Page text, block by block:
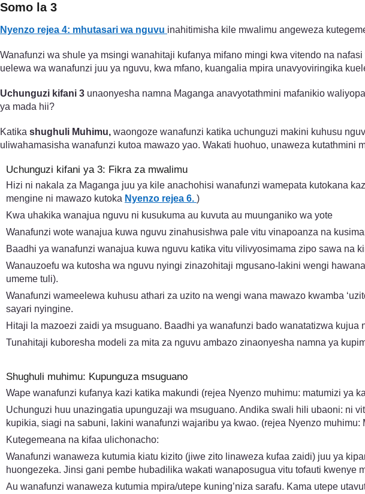
Somo la 3
Nyenzo rejea 4: mhutasari wa nguvu inahitimisha kile mwalimu angeweza
Wanafunzi wa shule ya msingi wanahitaji kufanya mifano mingi kwa vitendo na
uelewa wa wanafunzi juu ya nguvu, kwa mfano, kuangalia mpira unavyoviringika
Uchunguzi kifani 3 unaonyesha namna Maganga anavyotathmini mafanikio
ya mada hii?
Katika shughuli Muhimu, waongoze wanafunzi katika uchunguzi makini kuhusu
uliwahamasisha wanafunzi kutoa mawazo yao. Wakati huohuo, unaweza
Uchunguzi kifani ya 3: Fikra za mwalimu
Hizi ni nakala za Maganga juu ya kile anachohisi wanafunzi wamepata kutokana
mengine ni mawazo kutoka Nyenzo rejea 6. )
Kwa uhakika wanajua nguvu ni kusukuma au kuvuta au muunganiko wa yote
Wanafunzi wote wanajua kuwa nguvu zinahusishwa pale vitu vinapoanza na
Baadhi ya wanafunzi wanajua kuwa nguvu katika vitu vilivyosimama zipo sawa na
Wanauzoefu wa kutosha wa nguvu nyingi zinazohitaji mgusano-lakini wengi
umeme tuli).
Wanafunzi wameelewa kuhusu athari za uzito na wengi wana mawazo kwamba
sayari nyingine.
Hitaji la mazoezi zaidi ya msuguano. Baadhi ya wanafunzi bado wanatatizwa
Tunahitaji kuboresha modeli za mita za nguvu ambazo zinaonyesha namna ya
Shughuli muhimu: Kupunguza msuguano
Wape wanafunzi kufanya kazi katika makundi (rejea Nyenzo muhimu: matumizi ya
Uchunguzi huu unazingatia upunguzaji wa msuguano. Andika swali hili ubaoni: ni
kupikia, siagi na sabuni, lakini wanafunzi wajaribu ya kwao. (rejea Nyenzo muhimu:
Kutegemeana na kifaa ulichonacho:
Wanafunzi wanaweza kutumia kiatu kizito (jiwe zito linaweza kufaa zaidi) juu ya
huongezeka. Jinsi gani pembe hubadilika wakati wanaposugua vitu tofauti kwenye
Au wanafunzi wanaweza kutumia mpira/utepe kuning’niza sarafu. Kama utepe